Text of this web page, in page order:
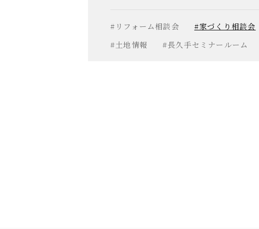
#リフォーム相談会 #家づくり相談会
#土地情報
#長久手セミナールーム